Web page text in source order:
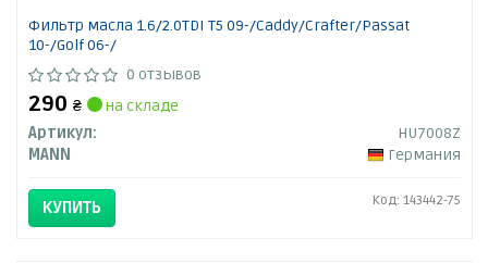
Фильтр масла 1.6/2.0TDI T5 09-/Caddy/Crafter/Passat
10-/Golf 06-/
0 отзывов
290 ₴
на складе
Артикул:
HU7008Z
MANN
Германия
КУПИТЬ Код: 143442-75